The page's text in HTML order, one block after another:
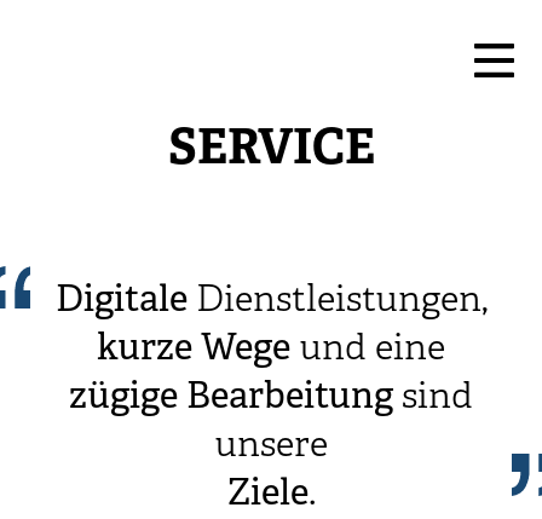
SERVICE
DigitaleDienstleistungen,
kurzeWege und eine
zügige Bearbeitung sind
unsere
Ziele.